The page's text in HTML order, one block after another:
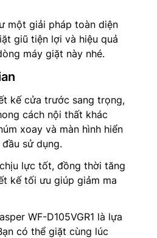
một giải pháp toàn diện
giũ tiện lợi và hiệu quả
máy giặt này nhé.
kế cửa trước sang trọng,
cách nội thất khác
xoay và màn hình hiển
sử dụng.
lực tốt, đồng thời tăng
kế tối ưu giúp giảm ma
WF-D105VGR1 là lựa
có thể giặt cùng lúc